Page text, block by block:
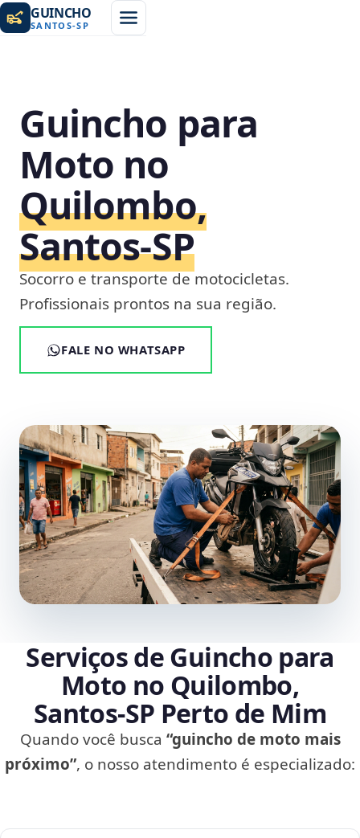
GUINCHO
SANTOS-SP
Guincho para
Moto no
Quilombo,
Santos‑SP
Socorro e transporte de motocicletas.
Profissionais prontos na sua região.
FALE NO WHATSAPP
Serviços de Guincho para
Moto no Quilombo,
Santos‑SP Perto de Mim
Quando você busca “guincho de moto mais
próximo”, o nosso atendimento é especializado: